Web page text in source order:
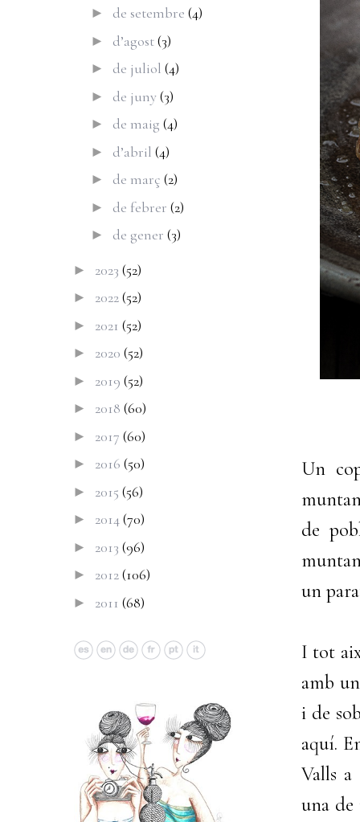
Un
de
un
I tot
amb
i de
aquí.
Valls a
una
► de setembre (4)
► d’agost(3)
► de juliol (4)
► de juny(3)
► de maig (4)
► d’abril (4)
► de març (2)
► de febrer (2)
► de gener (3)
► 2023 (52)
► 2022(52)
► 2021 (52)
► 2020 (52)
► 2019 (52)
► 2018 (60)
► 2017 (60)
► 2016 (50)
► 2015 (56)
► 2014(70)
► 2013 (96)
► 2012(106)
► 2011 (68)